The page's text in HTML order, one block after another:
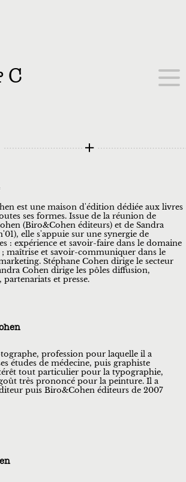
C
est une maison d'édition dédiée aux livres
ses formes. Issue de la réunion de
(Biro&Cohen éditeurs) et de Sandra
elle s'appuie sur une synergie de
: expérience et savoir-faire dans le domaine
maîtrise et savoir-communiquer dans le
Stéphane Cohen dirige le secteur
Cohen dirige les pôles diffusion,
et presse.
profession pour laquelle il a
études de médecine, puis graphiste
tout particulier pour la typographie,
très prononcé pour la peinture. Il a
puis Biro&Cohen éditeurs de 2007